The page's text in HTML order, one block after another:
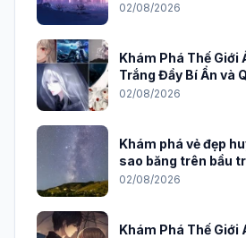
02/08/2026
Khám Phá Thế Giới
Trắng Đầy Bí Ẩn và
02/08/2026
Khám phá vẻ đẹp
sao băng trên bầu
02/08/2026
Khám Phá Thế